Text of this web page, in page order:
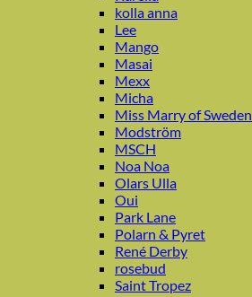
kolla anna
Lee
Mango
Masai
Mexx
Micha
Miss Marry of Sweden
Modström
MSCH
Noa Noa
Olars Ulla
Oui
Park Lane
Polarn & Pyret
René Derby
rosebud
Saint Tropez